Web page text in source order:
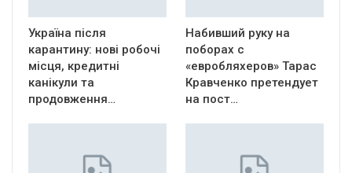
Україна після
карантину: нові робочі
місця, кредитні
канікули та
продовження…
Набивший руку на
поборах с
«евробляхеров» Тарас
Кравченко претендует
на пост…